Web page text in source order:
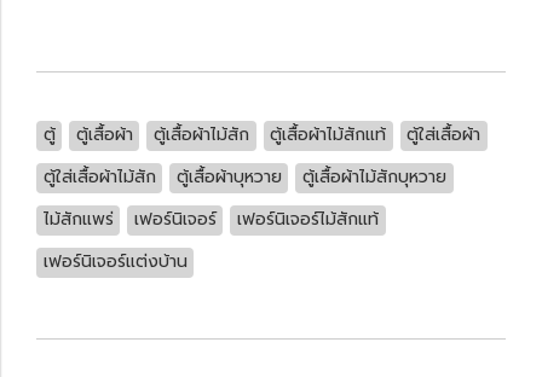
ตู้ ตู้เสื้อผ้า ตู้เสื้อผ้าไม้สัก ตู้เสื้อผ้าไม้สักแท้
ตู้ใส่เสื้อผ้า
ตู้ใส่เสื้อผ้าไม้สัก
ตู้เสื้อผ้าบุหวาย
ตู้เสื้อผ้าไม้สักบุหวาย
ไม้สักแพร่
เฟอร์นิเจอร์
เฟอร์นิเจอร์ไม้สักแท้
เฟอร์นิเจอร์แต่งบ้าน